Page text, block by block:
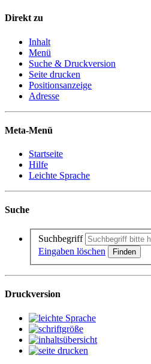
Direkt zu
Inhalt
Menü
Suche & Druckversion
Seite drucken
Positionsanzeige
Adresse
Meta-Menü
Startseite
Hilfe
Leichte Sprache
Suche
Suchbegriff
Eingaben löschen
Druckversion